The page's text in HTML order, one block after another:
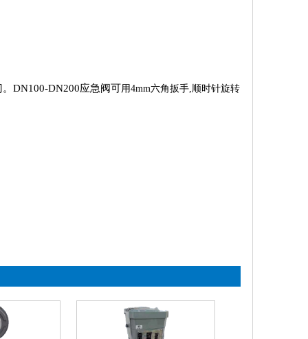
DN100-DN200应急阀可用4mm六角扳手,顺时针旋转